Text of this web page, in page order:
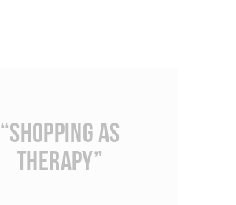
“Shopping as
Therapy”